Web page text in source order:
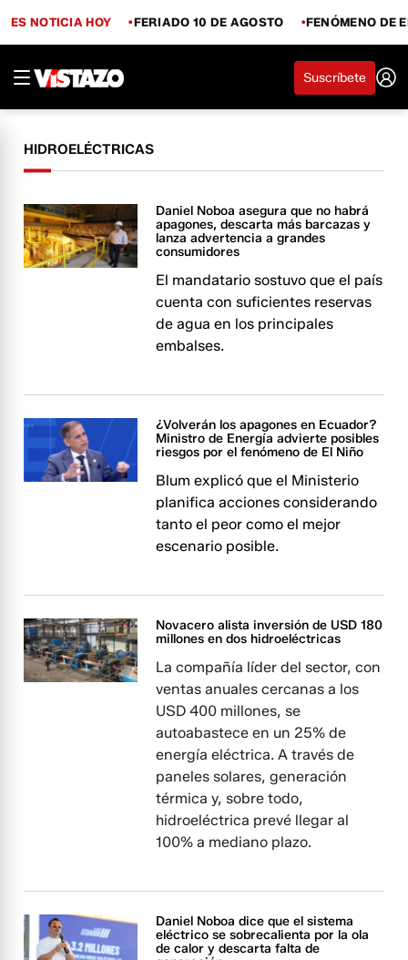
ES NOTICIA HOY FERIADO 10 DE AGOSTO FENÓMENO DE
Suscríbete
HIDROELÉCTRICAS
Daniel Noboa asegura que no habrá
apagones, descarta más barcazas y
lanza advertencia a grandes
consumidores
El mandatario sostuvo que el país
cuenta con suficientes reservas
de agua en los principales
embalses.
¿Volverán los apagones en Ecuador?
Ministro de Energía advierte posibles
riesgos por el fenómeno de El Niño
Blum explicó que el Ministerio
planifica acciones considerando
tanto el peor como el mejor
escenario posible.
Novacero alista inversión de USD 180
millones en dos hidroeléctricas
La compañía líder del sector, con
ventas anuales cercanas a los
USD 400 millones, se
autoabastece en un 25% de
energía eléctrica. A través de
paneles solares, generación
térmica y, sobre todo,
hidroeléctrica prevé llegar al
100% a mediano plazo.
Daniel Noboa dice que el sistema
eléctrico se sobrecalienta por la ola
de calor y descarta falta de